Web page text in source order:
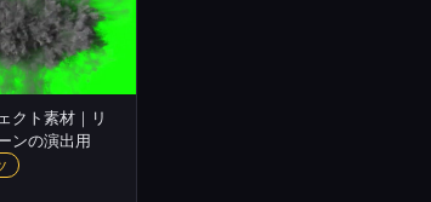
クト素材｜リ
ンの演出用